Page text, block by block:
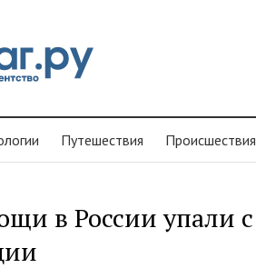
Путешествия Проиcшествия
в России упали с